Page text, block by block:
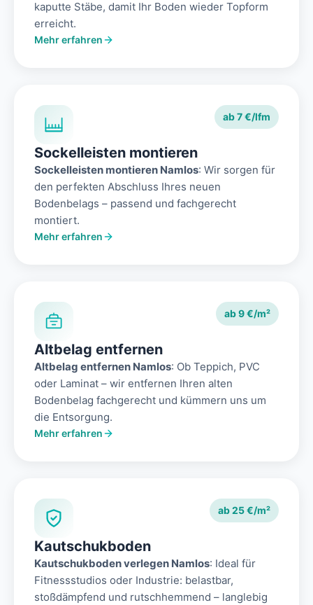
kaputte Stäbe, damit Ihr Boden wieder Topform
erreicht.
Mehr erfahren
ab 7 €/lfm
Sockelleisten montieren
Sockelleisten montieren Namlos: Wir sorgen für
den perfekten Abschluss Ihres neuen
Bodenbelags – passend und fachgerecht
montiert.
Mehr erfahren
ab 9 €/m²
Altbelag entfernen
Altbelag entfernen Namlos: Ob Teppich, PVC
oder Laminat – wir entfernen Ihren alten
Bodenbelag fachgerecht und kümmern uns um
die Entsorgung.
Mehr erfahren
ab 25 €/m²
Kautschukboden
Kautschukboden verlegen Namlos: Ideal für
Fitnessstudios oder Industrie: belastbar,
stoßdämpfend und rutschhemmend – langlebig